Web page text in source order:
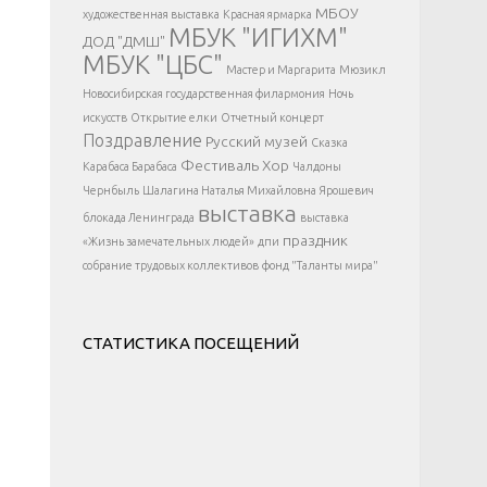
</div >
художественная выставка Красная ярмарка МБОУ
ДОД "ДМШ" МБУК "ИГИХМ"
МБУК "ЦБС" Мастер и Маргарита Мюзикл
Новосибирская государственная филармония Ночь
искусств Открытие елки Отчетный концерт
Поздравление Русский музей Сказка
Карабаса Барабаса ФестивальХор Чалдоны
Чернбыль Шалагина Наталья Михайловна Ярошевич
блокада Ленинграда выставка выставка
«Жизнь замечательных людей» дпи праздник
собрание трудовых коллективов фонд "Таланты мира"
СТАТИСТИКА ПОСЕЩЕНИЙ